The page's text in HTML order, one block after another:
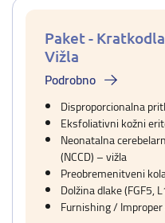
Paket -
Vižla
Podrobno
Disproporcionalna
Eksfoliativni kožni
Neonatalna
(NCCD) – vižla
Preobremenitveni
Dolžina dlake (FGF5,
Furnishing / Improper